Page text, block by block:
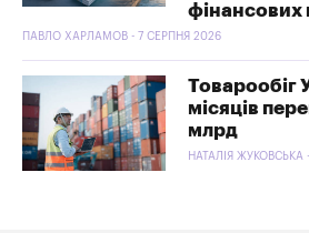
фінансових
ПАВЛО ХАРЛАМОВ - 7 СЕРПНЯ 2026
Товарообіг
місяців
млрд
НАТАЛІЯ ЖУКОВСЬКА